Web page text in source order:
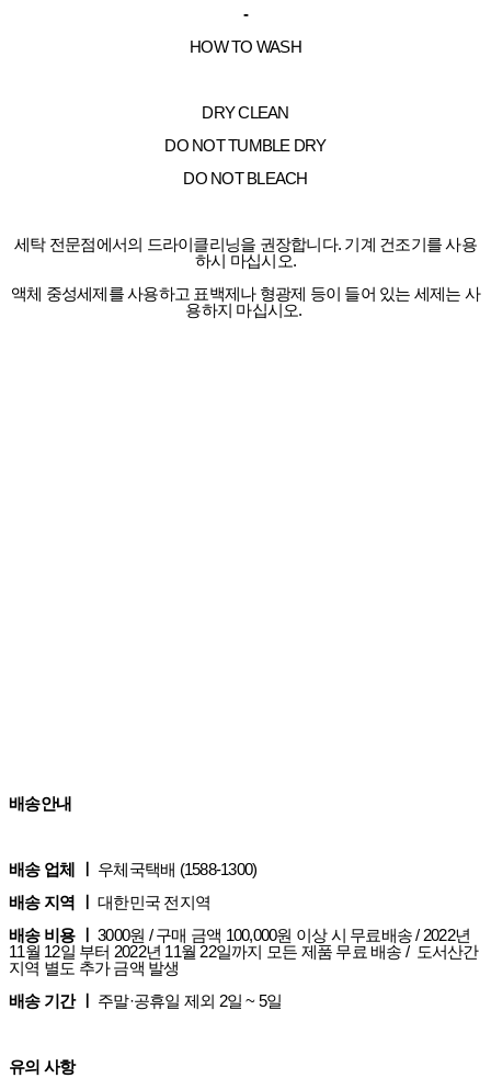
-
HOW TO WASH
DRY CLEAN
DO NOT TUMBLE DRY
DO NOT BLEACH
세탁 전문점에서의 드라이클리닝을 권장합니다. 기계 건조기를 사용
하시 마십시오.
액체 중성세제를 사용하고 표백제나 형광제 등이 들어 있는 세제는 사
용하지 마십시오.
배송안내
배송 업체 ㅣ 우체국택배 (1588-1300)
배송 지역 ㅣ 대한민국 전지역
배송 비용 ㅣ 3000원 / 구매 금액 100,000원 이상 시 무료배송 / 2022년
11월 12일 부터 2022년 11월 22일까지 모든 제품 무료 배송 / 도서산간
지역 별도 추가 금액 발생
배송 기간 ㅣ 주말·공휴일 제외 2일 ~ 5일
유의 사항